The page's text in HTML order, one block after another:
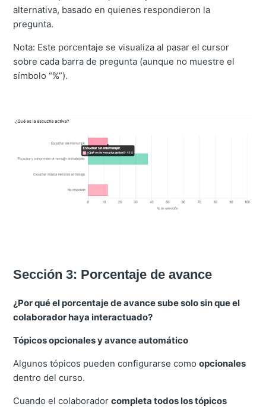
alternativa, basado en quienes respondieron la
pregunta.
Nota: Este porcentaje se visualiza al pasar el cursor
sobre cada barra de pregunta (aunque no muestre el
símbolo “%”).
Sección 3: Porcentaje de avance
¿Por qué el porcentaje de avance sube solo sin que el
colaborador haya interactuado?
Tópicos opcionales y avance automático
Algunos tópicos pueden configurarse comoopcionales
dentro del curso.
Cuando el colaboradorcompleta todos los tópicos